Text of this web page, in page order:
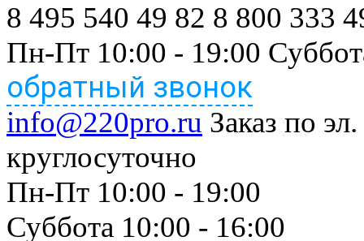
8 495 540 49 82 8 800 333
Пн-Пт 10:00 - 19:00
обратный звонок
info@220pro.ru Заказ по
круглосуточно
Пн-Пт 10:00 - 19:00
Суббота 10:00 - 16:00